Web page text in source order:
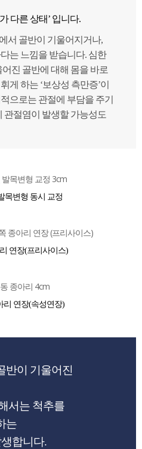
다른 상태’ 입니다.
서 골반이 기울어지거나,
는 느낌을 받습니다. 심한
진 골반에 대해 몸을 바로
게 하는 ‘보상성 측만증’이
으로는 관절에 부담을 주기
관절염이 발생할 가능성도
목변형 동시 교정
연장(프리사이스)
리 연장(속성연장)
반이 기울어진
서는 척추를
는
생합니다.